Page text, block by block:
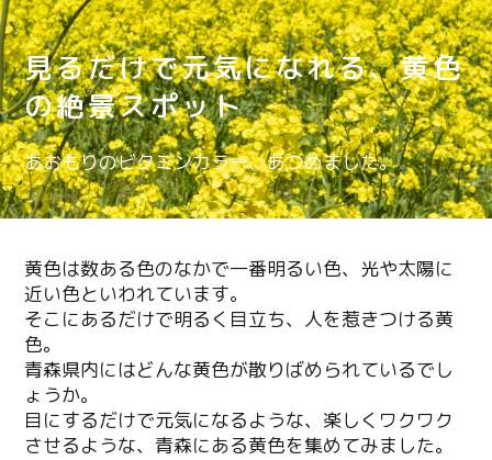
見るだけで元気になれる、黄色
の絶景スポット
あおもりのビタミンカラー、あつめました。
黄色は数ある色のなかで一番明るい色、光や太陽に
近い色といわれています。
そこにあるだけで明るく目立ち、人を惹きつける黄
色。
青森県内にはどんな黄色が散りばめられているでし
ょうか。
目にするだけで元気になるような、楽しくワクワク
させるような、青森にある黄色を集めてみました。